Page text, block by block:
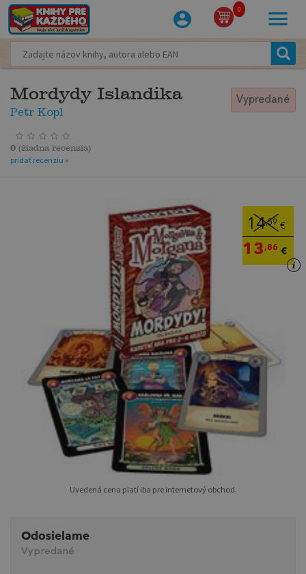
0
Mordydy Islandika
Petr Kopl
Vypredané
0 (žiadna recenzia)
pridať recenziu »
14,59 €
13,86 €
Uvedená cena platí iba pre internetový obchod.
Odosielame
Vypredané